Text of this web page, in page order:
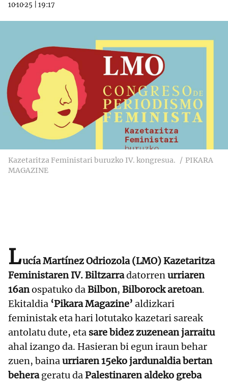
10·10·25
19:17
Kazetaritza Feministari buruzko IV. kongresua.
PIKARA
MAGAZINE
Lucía Martínez Odriozola (LMO) Kazetaritza
Feministaren IV. Biltzarradatorrenurriaren
16anospatuko daBilbon, Bilborock aretoan.
Ekitaldia ‘Pikara Magazine’ aldizkari
feministak eta hari lotutako kazetari sareak
antolatu dute, eta sare bidez zuzenean jarraitu
ahal izango da. Hasieran bi egun iraun behar
zuen, bainaurriaren 15eko jardunaldia bertan
beherageratu daPalestinaren aldeko greba